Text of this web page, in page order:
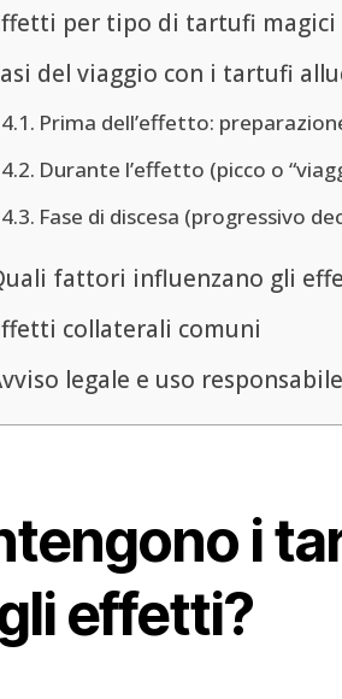
per tipo di tartufi magici
del viaggio con i tartufi
Prima dell’effetto:
Durante l’effetto (picco o
Fase di discesa (progressivo
fattori influenzano gli
collaterali comuni
legale e uso responsabile
i
effetti?